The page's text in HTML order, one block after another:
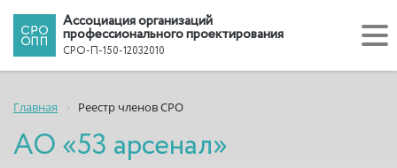
Ассоциация организаций
профессионального проектирования
СРО-П-150-12032010
Главная Реестр членов СРО
АО «53 арсенал»